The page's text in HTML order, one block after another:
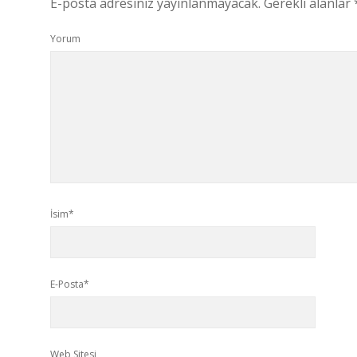
Yorum
İsim*
E-Posta*
Web Sitesi